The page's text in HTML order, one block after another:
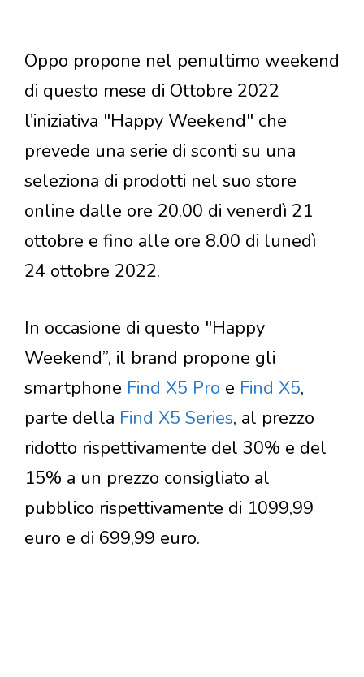
Oppo propone nel penultimo weekend
di questo mese di Ottobre 2022
l’iniziativa "Happy Weekend" che
prevede una serie di sconti su una
seleziona di prodotti nel suo store
online dalle ore 20.00 di venerdì 21
ottobre e fino alle ore 8.00 di lunedì
24 ottobre 2022.
In occasione di questo "Happy
Weekend”, il brand propone gli
smartphone Find X5 Pro e Find X5,
parte della Find X5 Series, al prezzo
ridotto rispettivamente del 30% e del
15% a un prezzo consigliato al
pubblico rispettivamente di 1099,99
euro e di 699,99 euro.